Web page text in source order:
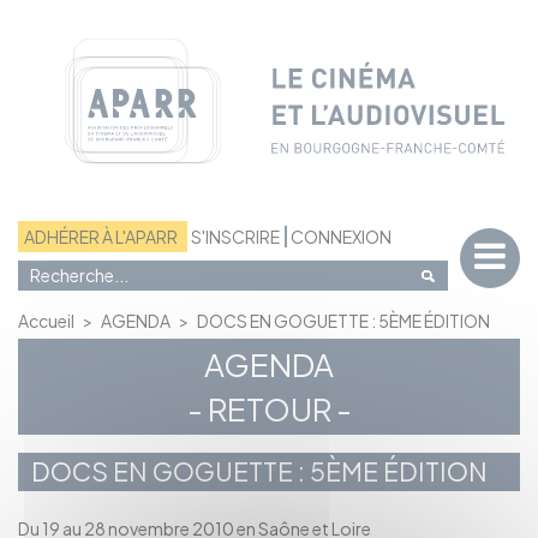
ADHÉRER À L'APARR S'INSCRIRE CONNEXION
Accueil > AGENDA > DOCS EN GOGUETTE : 5ÈME ÉDITION
AGENDA
- RETOUR -
DOCS EN GOGUETTE : 5ÈME ÉDITION
Du 19 au 28 novembre 2010 en Saône et Loire